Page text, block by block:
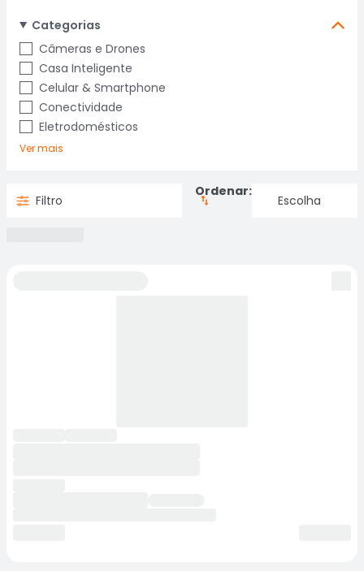
Categorias
Câmeras e Drones
Casa Inteligente
Celular & Smartphone
Conectividade
Eletrodomésticos
Ver mais
Filtro
Ordenar: